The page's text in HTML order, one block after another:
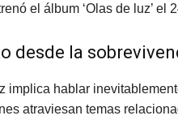
el álbum ‘Olas de luz’ el
desde la
implica hablar
atraviesan temas